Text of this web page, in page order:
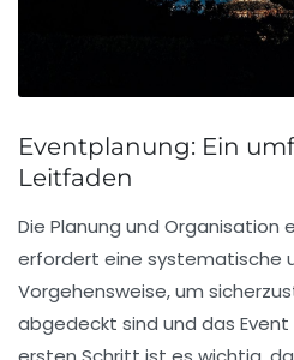
Eventplanung: Ein
Leitfaden
Die Planung und Organisation
erfordert eine systematische
Vorgehensweise, um
abgedeckt sind und das Event